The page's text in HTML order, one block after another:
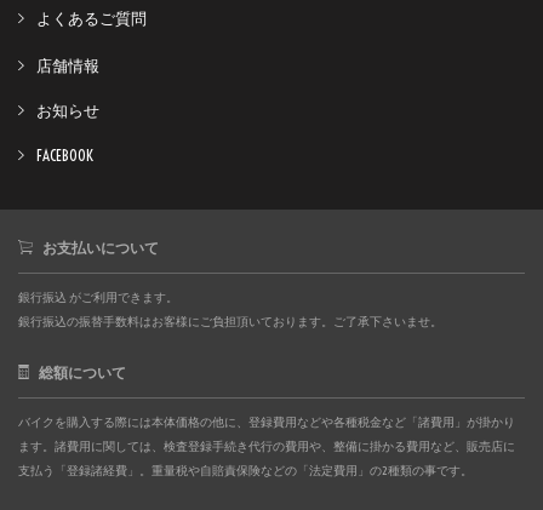
よくあるご質問
店舗情報
お知らせ
FACEBOOK
お支払いについて
銀行振込 がご利用できます。
銀行振込の振替手数料はお客様にご負担頂いております。ご了承下さいませ。
総額について
バイクを購入する際には本体価格の他に、登録費用などや各種税金など「諸費用」が掛かり
ます。諸費用に関しては、検査登録手続き代行の費用や、整備に掛かる費用など、販売店に
支払う「登録諸経費」。重量税や自賠責保険などの「法定費用」の2種類の事です。